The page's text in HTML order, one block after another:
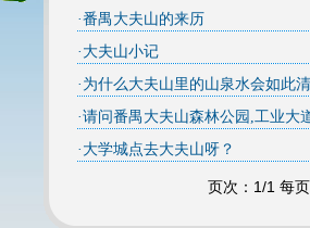
·番禺大夫山的来历
· 大夫山小记
· 为什么大夫山里的山泉水会如此
·请问番禺大夫山森林公园,工业大
· 大学城点去大夫山呀？
页次：1/1 每